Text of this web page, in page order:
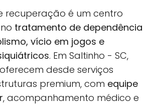
recuperação é um centro
tratamento de dependência
vício em jogos e
. Em Saltinho - SC,
desde serviços
premium, com equipe
, acompanhamento médico e